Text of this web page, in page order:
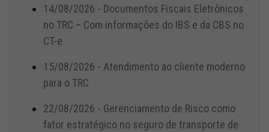
14/08/2026 - Documentos Fiscais Eletrônicos
no TRC – Com informações do IBS e da CBS no
CT-e
15/08/2026 - Atendimento ao cliente moderno
para o TRC
22/08/2026 - Gerenciamento de Risco como
fator estratégico no seguro de transporte de